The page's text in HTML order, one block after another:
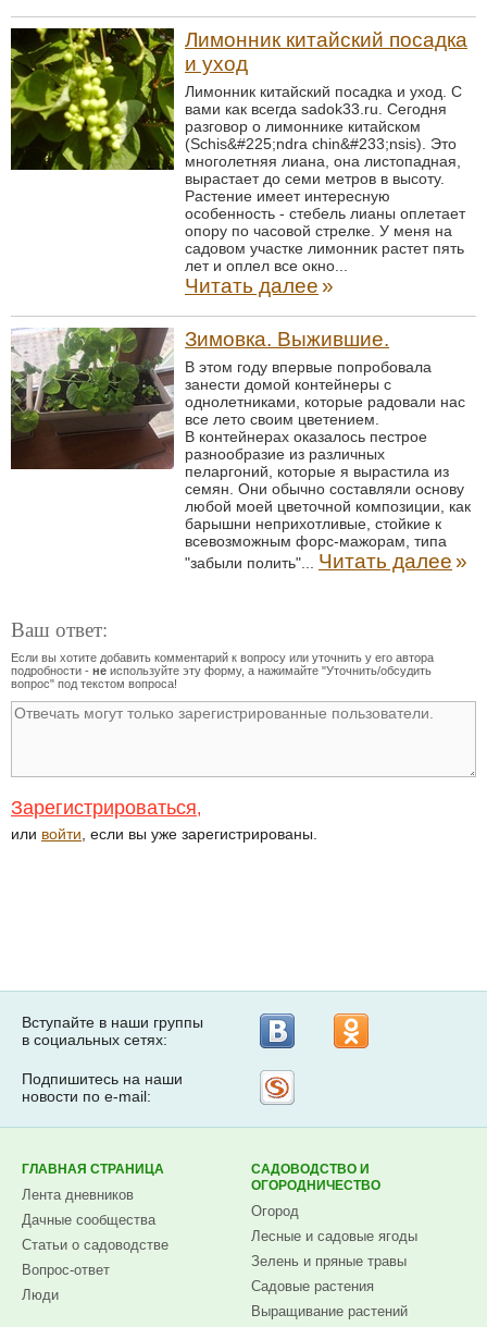
Лимонник китайский посадка
и уход
Лимонник китайский посадка и уход. С
вами как всегда sadok33.ru. Сегодня
разговор о лимоннике китайском
(Schis&#225;ndra chin&#233;nsis). Это
многолетняя лиана, она листопадная,
вырастает до семи метров в высоту.
Растение имеет интересную
особенность - стебель лианы оплетает
опору по часовой стрелке. У меня на
садовом участке лимонник растет пять
лет и оплел все окно...
Читать далее»
Зимовка. Выжившие.
В этом году впервые попробовала
занести домой контейнеры с
однолетниками, которые радовали нас
все лето своим цветением.
В контейнерах оказалось пестрое
разнообразие из различных
пеларгоний, которые я вырастила из
семян. Они обычно составляли основу
любой моей цветочной композиции, как
барышни неприхотливые, стойкие к
всевозможным форс-мажорам, типа
"забыли полить"... Читать далее»
Ваш ответ:
Если вы хотите добавить комментарий к вопросу или уточнить у его автора
подробности - не используйте эту форму, а нажимайте "Уточнить/обсудить
вопрос" под текстом вопроса!
Зарегистрироваться,
или войти , если вы уже зарегистрированы.
Вступайте в наши группы
в социальных сетях:
Подпишитесь на наши
новости по e-mail:
ГЛАВНАЯ СТРАНИЦА
Лента дневников
Дачные сообщества
Статьи о садоводстве
Вопрос-ответ
Люди
САДОВОДСТВО И
ОГОРОДНИЧЕСТВО
Огород
Лесные и садовые ягоды
Зелень и пряные травы
Садовые растения
Выращивание растений